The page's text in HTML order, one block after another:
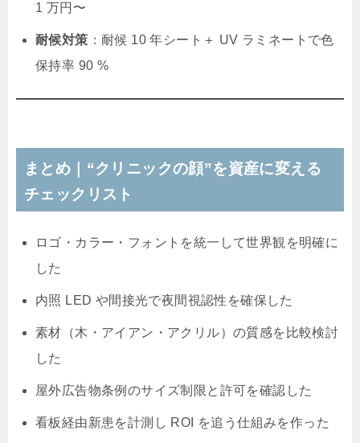
1 万円〜
耐候対策 ：耐候 10 年シート＋ UV ラミネートで色
保持率 90 %
まとめ｜“クリニックの顔”を資産に変える
チェックリスト
ロゴ・カラー・フォントを統一して世界観を明確に
した
内照 LED や間接光で夜間視認性を確保した
素材（木・アイアン・アクリル）の質感を比較検討
した
屋外広告物条例のサイズ制限と許可を確認した
看板経由新患を計測し ROI を追う仕組みを作った